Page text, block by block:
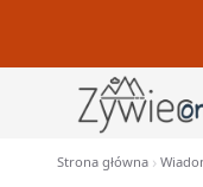
Strona główna